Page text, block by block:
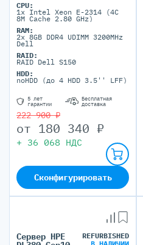
CPU:
1x Intel Xeon E-2314 (4C
8M Cache 2.80 GHz)
RAM:
2x 8GB DDR4 UDIMM 3200MHz
Dell
RAID:
RAID Dell S150
HDD:
noHDD (до 4 HDD 3.5'' LFF)
5 лет
гарантии
Бесплатная
доставка
222 900 ₽
от 180 340 ₽
+ 36 068 НДС
Сконфигурировать
Сервер HPE
REFURBISHED